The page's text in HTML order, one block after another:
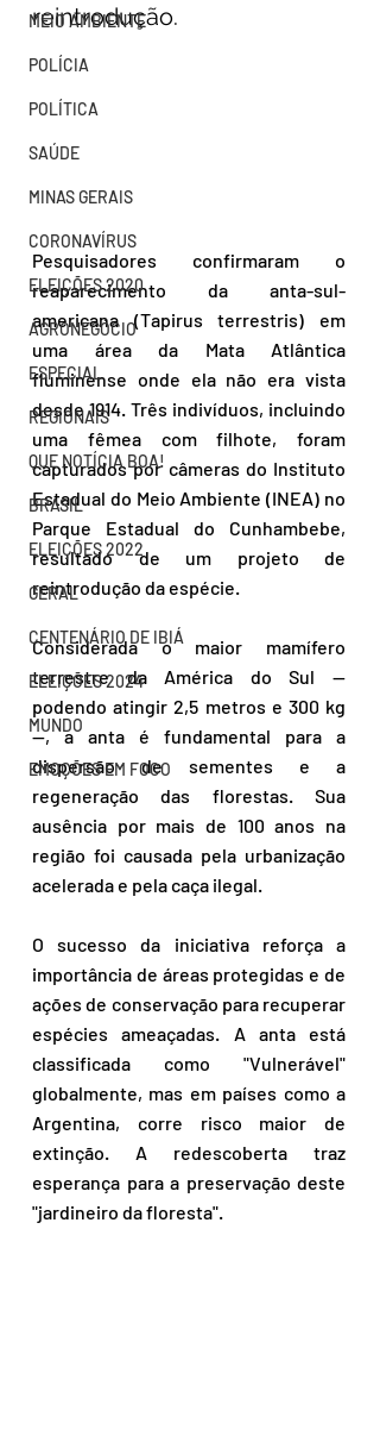
MEIO AMBIENTE
POLÍCIA
POLÍTICA
SAÚDE
MINAS GERAIS
CORONAVÍRUS
ELEIÇÕES 2020
AGRONEGÓCIO
ESPECIAL
REGIONAIS
QUE NOTÍCIA BOA!
BRASIL
ELEIÇÕES 2022
GERAL
CENTENÁRIO DE IBIÁ
ELEIÇÕES 2024
MUNDO
EMOÇÕES EM FOCO
reintrodução.
Pesquisadores confirmaram o
reaparecimento da anta-sul-
americana (Tapirus terrestris) em
uma área da Mata Atlântica
fluminense onde ela não era vista
desde 1914. Três indivíduos, incluindo
uma fêmea com filhote, foram
capturados por câmeras do Instituto
Estadual do Meio Ambiente (INEA) no
Parque Estadual do Cunhambebe,
resultado de um projeto de
reintrodução da espécie.
Considerada o maior mamífero
terrestre da América do Sul —
podendo atingir 2,5 metros e 300 kg
—, a anta é fundamental para a
dispersão de sementes e a
regeneração das florestas. Sua
ausência por mais de 100 anos na
região foi causada pela urbanização
acelerada e pela caça ilegal.
O sucesso da iniciativa reforça a
importância de áreas protegidas e de
ações de conservação para recuperar
espécies ameaçadas. A anta está
classificada como "Vulnerável"
globalmente, mas em países como a
Argentina, corre risco maior de
extinção. A redescoberta traz
esperança para a preservação deste
"jardineiro da floresta".